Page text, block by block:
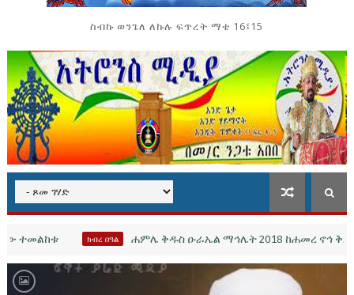
ስብኩ ወንጌለ ለኩሉ ፍጥረት ማቴ 16፤15
ሐምሌ ቅዱስ ዑራኤል ማኅሌት 2018 ከሐመረ ኖኅ ቅድስት ኪዳነ ምህረት ወቅዱስ